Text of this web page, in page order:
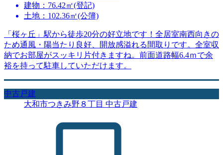
建物：76.42㎡(登記)
土地：102.36㎡(公簿)
「桜ヶ丘」駅から徒歩20分の好立地です！全居室南西向きの
ため通風・陽当たり良好、開放感溢れる間取りです。全室収
納でお部屋がスッキリ片付きますね。前面道路幅6.4ｍで余
裕を持って駐車していただけます。
中古戸建
大和市つきみ野８丁目 中古戸建